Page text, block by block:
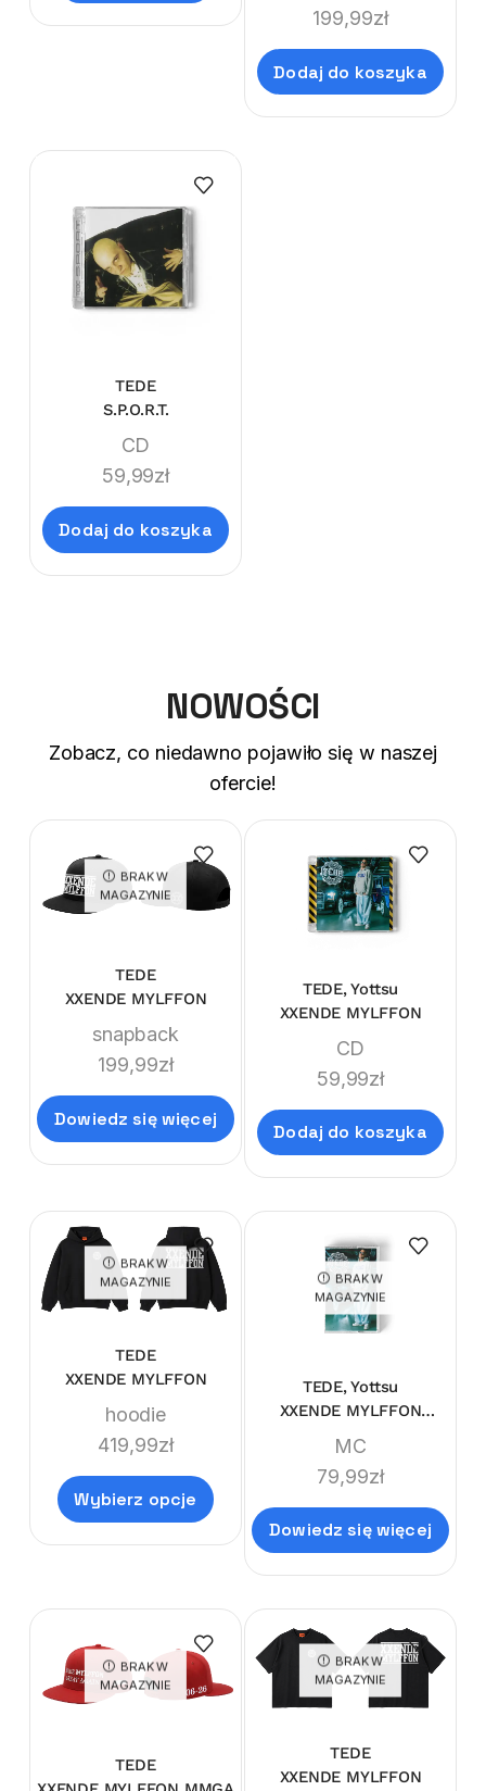
199,99zł
Dodaj do koszyka
TEDE
S.P.O.R.T.
CD
59,99zł
Dodaj do koszyka
NOWOŚCI
Zobacz, co niedawno pojawiło się w naszej
ofercie!
BRAK W
MAGAZYNIE
TEDE
XXENDE MYLFFON
snapback
199,99zł
Dowiedz się więcej
TEDE, Yottsu
XXENDE MYLFFON
CD
59,99zł
Dodaj do koszyka
BRAK W
MAGAZYNIE
TEDE
XXENDE MYLFFON
hoodie
419,99zł
Wybierz opcje
BRAK W
MAGAZYNIE
TEDE, Yottsu
XXENDE MYLFFON
MC
79,99zł
Dowiedz się więcej
BRAK W
MAGAZYNIE
TEDE
BRAK W
MAGAZYNIE
TEDE
XXENDE MYLFFON